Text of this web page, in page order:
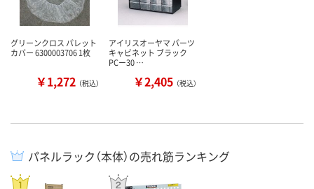
グリーンクロス パレット
カバー 6300003706 1枚
￥1,272 （税込）
アイリスオーヤマ パーツ
キャビネット ブラック
PCー30 …
￥2,405 （税込）
パネルラック（本体）の売れ筋ランキング